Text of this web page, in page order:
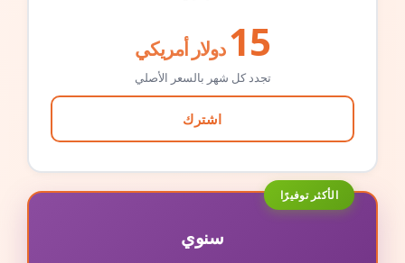
15 دولار أمريكي
تجدد كل شهر بالسعر الأصلي
اشترك
الأكثر توفيرًا
سنوي